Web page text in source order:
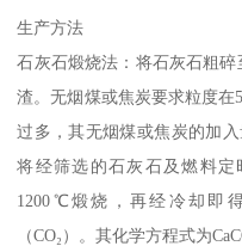
生产方法
石灰石煅烧法：将石灰石粗碎
渣。无烟煤或焦炭要求粒度在
过多，其无烟煤或焦炭的加入
将经筛选的石灰石及燃料定
1200℃煅烧，再经冷却即
（CO₂）。其化学方程式为